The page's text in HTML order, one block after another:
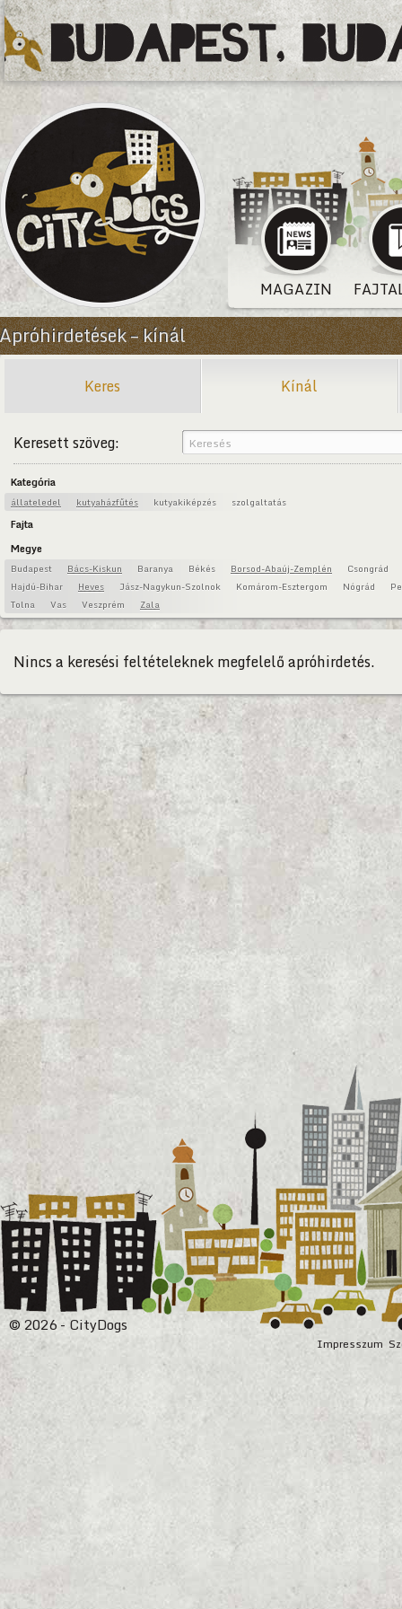
MAGAZIN
Apróhirdetések – kínál
Keres Kínál
Keresett szöveg:
Kategória
állateledel kutyaházfűtés kutyakiképzés szolgaltatás
Fajta
Megye
Budapest Bács-Kiskun Baranya Békés Borsod-Abaúj-Zemplén
Csongrád
Hajdú-Bihar
Heves Jász-Nagykun-Szolnok Komárom-Esztergom Nógrád
Tolna
Vas Veszprém Zala
Nincs a keresési feltételeknek megfelelő apróhirdetés.
Impresszum
© 2026 - CityDogs